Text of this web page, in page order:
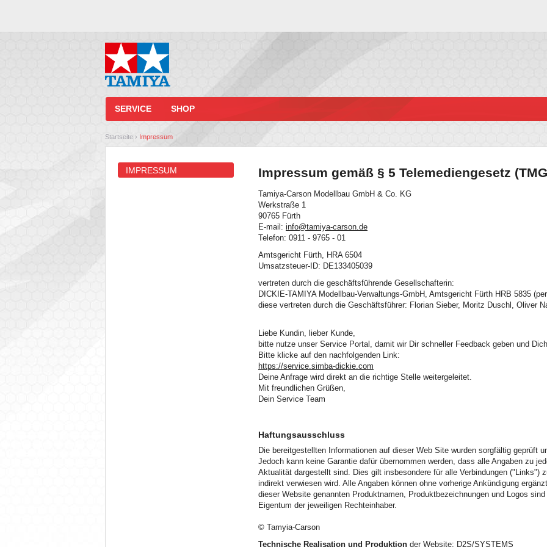
SERVICE SHOP
Startseite › Impressum
IMPRESSUM Impressum gemäß § 5 Telemediengesetz
Tamiya-Carson Modellbau GmbH & Co. KG
Werkstraße 1
90765 Fürth
E-mail: info@tamiya-carson.de
Telefon: 0911 - 9765 - 01
Amtsgericht Fürth, HRA 6504
Umsatzsteuer-ID: DE133405039
vertreten durch die geschäftsführende Gesellschafterin:
DICKIE-TAMIYA Modellbau-Verwaltungs-GmbH, Amtsgericht Fürth HRB 5835
diese vertreten durch die Geschäftsführer: Florian Sieber, Moritz Duschl, Oliver
Liebe Kundin, lieber Kunde,
bitte nutze unser Service Portal, damit wir Dir schneller Feedback geben und
Bitte klicke auf den nachfolgenden Link:
https://service.simba-dickie.com
Deine Anfrage wird direkt an die richtige Stelle weitergeleitet.
Mit freundlichen Grüßen,
Dein Service Team
Haftungsausschluss
Die bereitgestellten Informationen auf dieser Web Site wurden sorgfältig geprüft
Jedoch kann keine Garantie dafür übernommen werden, dass alle Angaben zu
Aktualität dargestellt sind. Dies gilt insbesondere für alle Verbindungen ("Links")
indirekt verwiesen wird. Alle Angaben können ohne vorherige Ankündigung
dieser Website genannten Produktnamen, Produktbezeichnungen und Logos
Eigentum der jeweiligen Rechteinhaber.
© Tamyia-Carson
Technische Realisation und Produktion der Website: D2S/SYSTEMS